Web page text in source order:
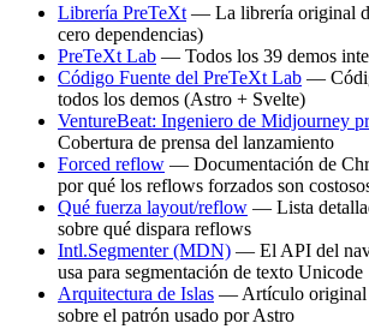
Librería PreTeXt — La librería original
cero dependencias)
PreTeXt Lab — Todos los 39 demos
Código Fuente del PreTeXt Lab —
todos los demos (Astro + Svelte)
VentureBeat: Ingeniero de Midjourney
Cobertura de prensa del lanzamiento
Forced reflow — Documentación de
por qué los reflows forzados son
Qué fuerza layout/reflow — Lista
sobre qué dispara reflows
Intl.Segmenter (MDN) — El API del
usa para segmentación de texto Unicode
Arquitectura de Islas — Artículo original
sobre el patrón usado por Astro